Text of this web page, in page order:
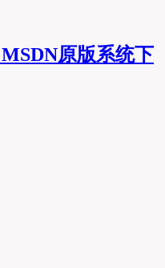
MSDN原版系统下